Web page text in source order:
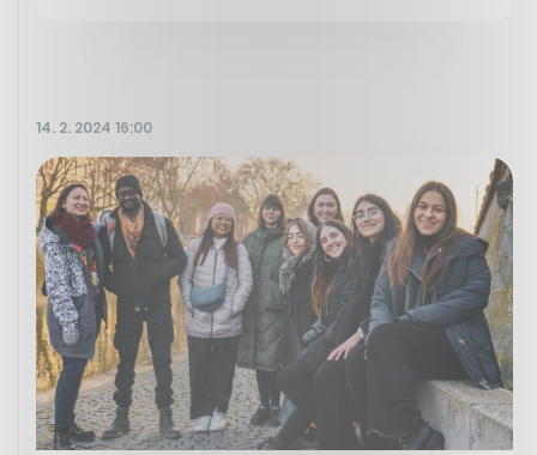
14. 2. 2024 16:00